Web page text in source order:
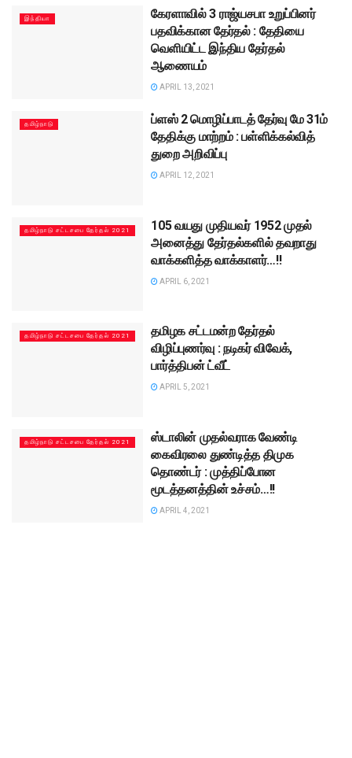
இந்தியா
கேரளாவில் 3 ராஜ்யசபா உறுப்பினர்
பதவிக்கான தேர்தல் : தேதியை
வெளியிட்ட இந்திய தேர்தல்
ஆணையம்
APRIL 13, 2021
தமிழ்நாடு
ப்ளஸ் 2 மொழிப்பாடத் தேர்வு மே 31ம்
தேதிக்கு மாற்றம் : பள்ளிக்கல்வித்
துறை அறிவிப்பு
APRIL 12, 2021
தமிழ்நாடு சட்டசபை தேர்தல் 2021
105 வயது முதியவர் 1952 முதல்
அனைத்து தேர்தல்களில் தவறாது
வாக்களித்த வாக்காளர்…!!
APRIL 6, 2021
தமிழ்நாடு சட்டசபை தேர்தல் 2021
தமிழக சட்டமன்ற தேர்தல்
விழிப்புணர்வு : நடிகர் விவேக்,
பார்த்திபன் ட்வீட்
APRIL 5, 2021
தமிழ்நாடு சட்டசபை தேர்தல் 2021
ஸ்டாலின் முதல்வராக வேண்டி
கைவிரலை துண்டித்த திமுக
தொண்டர் : முத்திப்போன
மூடத்தனத்தின் உச்சம்…!!
APRIL 4, 2021